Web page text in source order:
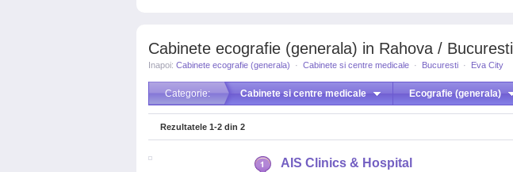
Cabinete ecografie (generala) in Rahova / Bucuresti
Inapoi: Cabinete ecografie (generala) · Cabinete si centre medicale · Bucuresti · Eva City
Categorie: Cabinete si centre medicale Ecografie (generala)
Rezultatele 1-2 din 2
AIS Clinics & Hospital